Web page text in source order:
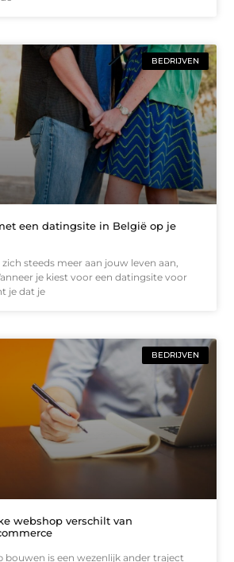
BEDRIJVEN
een datingsite in België op je
steeds meer aan jouw leven aan,
je kiest voor een datingsite voor
je dat je
BEDRIJVEN
webshop verschilt van
bouwen is een wezenlijk ander traject